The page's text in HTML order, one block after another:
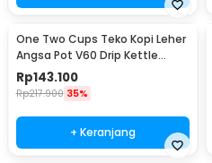
One Two Cups Teko Kopi Leher
Angsa Pot V60 Drip Kettle
960ml - RF-15
Rp143.100
Rp217.900 35%
+ Keranjang